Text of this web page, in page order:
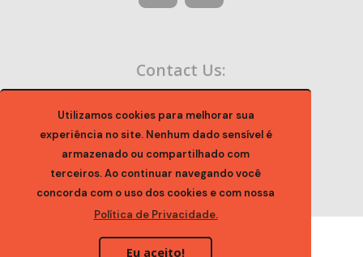
Utilizamos cookies para melhorar sua
experiência no site. Nenhum dado sensível é
armazenado ou compartilhado com
terceiros. Ao continuar navegando você
concorda com o uso dos cookies e com nossa
Política de Privacidade.
Eu aceito!
Contact Us:
contato@ocaa.org.br